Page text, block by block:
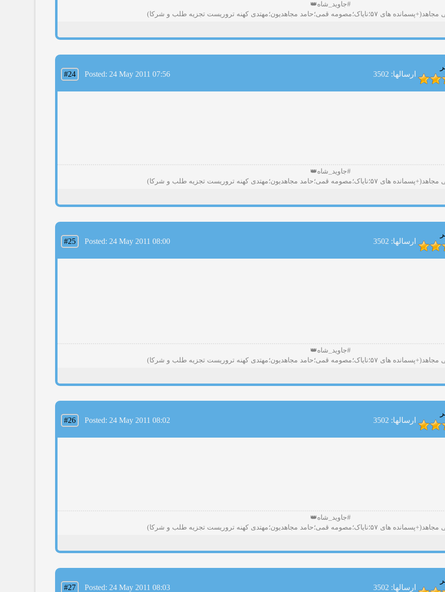
#جاوید_شاه👑
ارسالها: 3502
#24 Posted: 24 May 2011 07:56
#جاوید_شاه👑
ارسالها: 3502
#25 Posted: 24 May 2011 08:00
#جاوید_شاه👑
ارسالها: 3502
#26 Posted: 24 May 2011 08:02
#جاوید_شاه👑
ارسالها: 3502
#27 Posted: 24 May 2011 08:03